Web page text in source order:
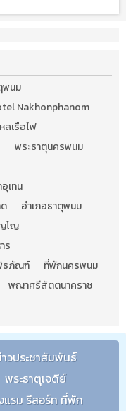
พนม
Nakhonphanom
ลเรือไฟ
พระธาตุนครพนม
เทน
อำเภอธาตุพนม
โญ
ร
ภัณฑ์
ที่พักนครพนม
พญาศรีสัตตนาคราช
วประชาสัมพันธ์
พระธาตุเจดีย์
แรม รีสอร์ท ที่พัก